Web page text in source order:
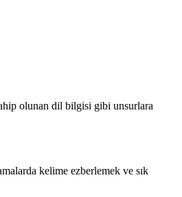
olunan dil bilgisi gibi unsurlara
kelime ezberlemek ve sık